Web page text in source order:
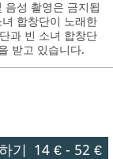
음성 촬영은 금지됩
합창단이 노래한
과 빈 소녀 합창단
받고 있습니다.
기 14 €- 52 €